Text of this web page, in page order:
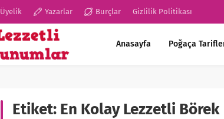
Üyelik Yazarlar Burçlar Gizlilik Politikası
Anasayfa Poğaça
Etiket: En Kolay Lezzetli Börek